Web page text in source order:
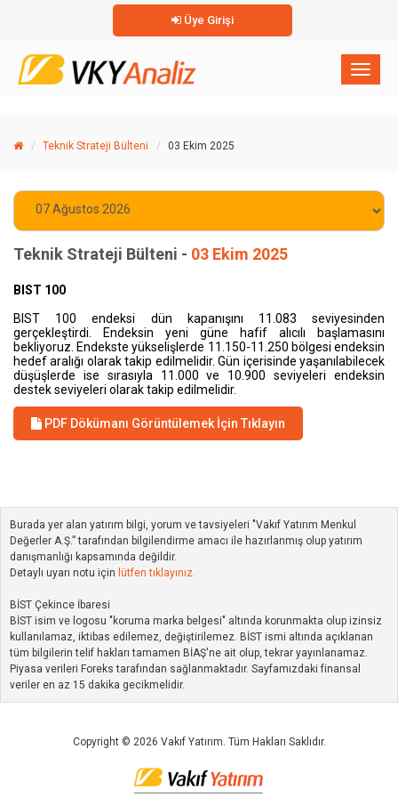
Üye Girişi
×
Teknik Strateji Bülteni 03 Ekim 2025
Teknik Strateji Bülteni - 03 Ekim 2025
BIST 100
BIST 100 endeksi dün kapanışını 11.083 seviyesinden
gerçekleştirdi. Endeksin yeni güne hafif alıcılı başlamasını
bekliyoruz. Endekste yükselişlerde 11.150-11.250 bölgesi endeksin
hedef aralığı olarak takip edilmelidir. Gün içerisinde yaşanılabilecek
düşüşlerde ise sırasıyla 11.000 ve 10.900 seviyeleri endeksin
destek seviyeleri olarak takip edilmelidir.
PDF Dökümanı Görüntülemek İçin Tıklayın
Burada yer alan yatırım bilgi, yorum ve tavsiyeleri "Vakıf Yatırım Menkul
Değerler A.Ş.” tarafından bilgilendirme amacı ile hazırlanmış olup yatırım
danışmanlığı kapsamında değildir.
Detaylı uyarı notu için lütfen tıklayınız.
BİST Çekince İbaresi
BİST isim ve logosu "koruma marka belgesi" altında korunmakta olup izinsiz
kullanılamaz, iktibas edilemez, değiştirilemez. BİST ismi altında açıklanan
tüm bilgilerin telif hakları tamamen BİAŞ'ne ait olup, tekrar yayınlanamaz.
Piyasa verileri Foreks tarafından sağlanmaktadır. Sayfamızdaki finansal
veriler en az 15 dakika gecikmelidir.
Copyright © 2026 Vakıf Yatırım. Tüm Hakları Saklıdır.